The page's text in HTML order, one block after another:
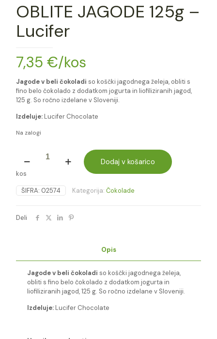
OBLITE JAGODE 125g –
Lucifer
7,35 €/kos
Jagode v beli čokoladi so koščki jagodnega želeja, obliti s
fino belo čokolado z dodatkom jogurta in liofiliziranih jagod,
125 g. So ročno izdelane v Sloveniji.
Izdeluje:Lucifer Chocolate
Na zalogi
-
Lucifer
količina
kos
Dodaj v košarico
ŠIFRA: 02574 Kategorija: Čokolade
Deli
Opis
Jagode v beli čokoladi so koščki jagodnega želeja,
obliti s fino belo čokolado z dodatkom jogurta in
liofiliziranih jagod, 125 g. So ročno izdelane v Sloveniji.
Izdeluje:Lucifer Chocolate